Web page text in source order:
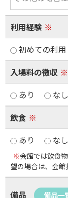
利用経験 ※
初めての利用
入場料の徴収 ※
あり
なし
飲食 ※
あり
なし
※会館では飲食
望の場合は、会館
備品 備品一